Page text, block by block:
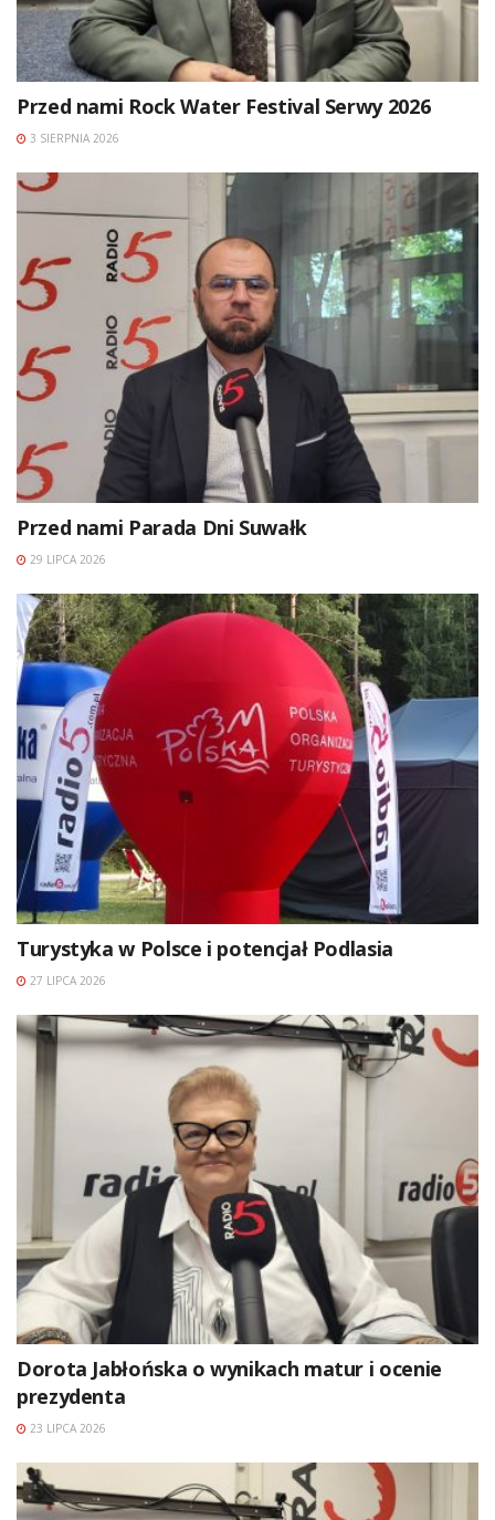
Przed nami Rock Water Festival Serwy 2026
3 SIERPNIA 2026
Przed nami Parada Dni Suwałk
29 LIPCA 2026
Turystyka w Polsce i potencjał Podlasia
27 LIPCA 2026
Dorota Jabłońska o wynikach matur i ocenie
prezydenta
23 LIPCA 2026